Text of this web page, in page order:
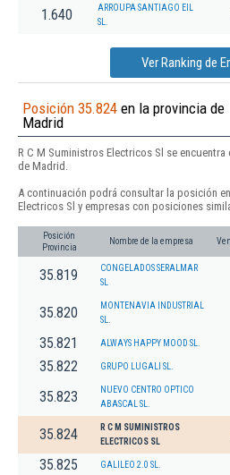
1.640
ARROUPA SANTIAGO EIL
SL.
Ver Ranking de
Posición 35.824 en la provincia de
Madrid
R C M Suministros Electricos Sl se encuentra
de Madrid.
A continuación podrá consultar la posición
Electricos Sl y empresas con posiciones
Posición
Provincia
Nombre de la empresa
35.819
CONGELADOS SERALMAR
SL
35.820
MONTENAVIA INDUSTRIAL
SL.
35.821 ALWAYS HAPPY MOOD SL.
35.822 GRUPO LUGALI SL.
35.823
NUEVO CENTRO OPTICO
ABASCAL SL.
35.824
R C M SUMINISTROS
ELECTRICOS SL
35.825 GALILEO 2.0 SL.